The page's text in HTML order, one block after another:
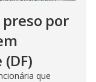
por
que